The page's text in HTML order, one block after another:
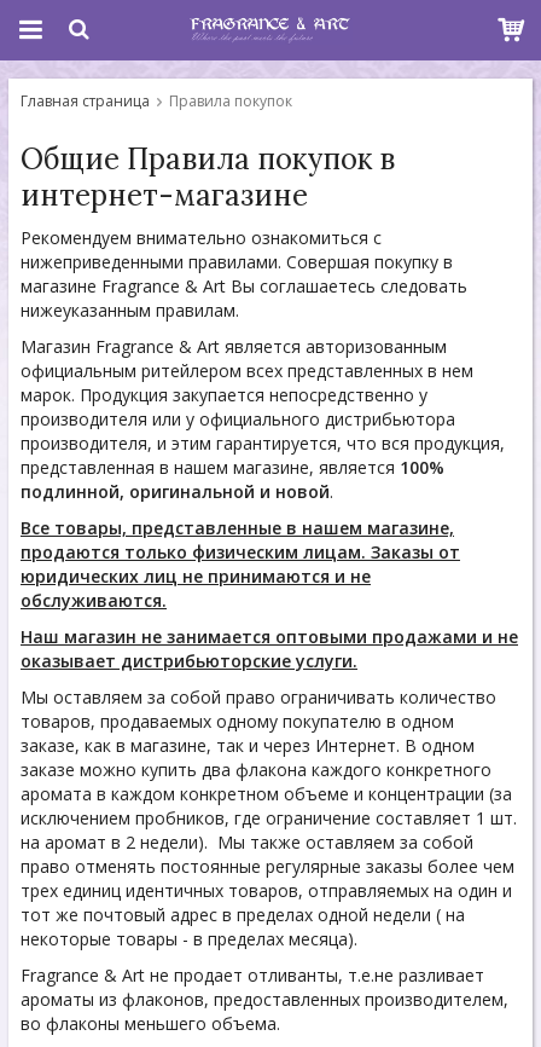
Главная страница Правила покупок
Общие Правила покупок в
интернет-магазине
Рекомендуем внимательно ознакомиться с
нижеприведенными правилами. Совершая покупку в
магазине Fragrance & Art Вы соглашаетесь следовать
нижеуказанным правилам.
Магазин Fragrance & Art является авторизованным
официальным ритейлером всех представленных в нем
марок. Продукция закупается непосредственно у
производителя или у официального дистрибьютора
производителя, и этим гарантируется, что вся продукция,
представленная в нашем магазине, является 100%
подлинной, оригинальной и новой.
Все товары, представленные в нашем магазине,
продаются только физическим лицам. Заказы от
юридических лиц не принимаются и не
обслуживаются.
Наш магазин не занимается оптовыми продажами и не
оказывает дистрибьюторские услуги.
Мы оставляем за собой право ограничивать количество
товаров, продаваемых одному покупателю в одном
заказе, как в магазине, так и через Интернет. В одном
заказе можно купить два флакона каждого конкретного
аромата в каждом конкретном объеме и концентрации (за
исключением пробников, где ограничение составляет 1 шт.
на аромат в 2 недели). Мы также оставляем за собой
право отменять постоянные регулярные заказы более чем
трех единиц идентичных товаров, отправляемых на один и
тот же почтовый адрес в пределах одной недели ( на
некоторые товары - в пределах месяца).
Fragrance & Art не продает отливанты, т.е.не разливает
ароматы из флаконов, предоставленных производителем,
во флаконы меньшего объема.